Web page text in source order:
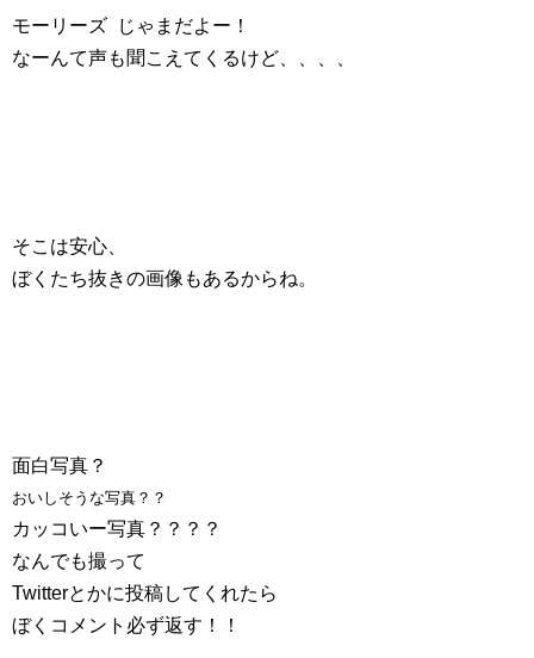
モーリーズ
じゃまだよー！
なーんて声も聞こえてくるけど、、、、
そこは安心、
ぼくたち抜きの画像もあるからね。
面白写真？
おいしそうな写真？？
カッコいー写真？？？？
なんでも撮って
Twitterとかに投稿してくれたら
ぼくコメント必ず返す！！